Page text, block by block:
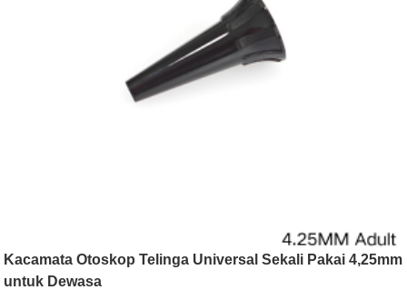
Kacamata Otoskop Telinga Universal Sekali Pakai 4,25mm
untuk Dewasa